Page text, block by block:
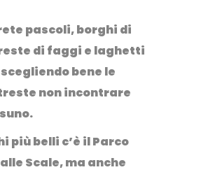
pascoli, borghi di
di faggi e laghetti
bene le
non incontrare
più belli c’è ilParco
Scale, ma anche